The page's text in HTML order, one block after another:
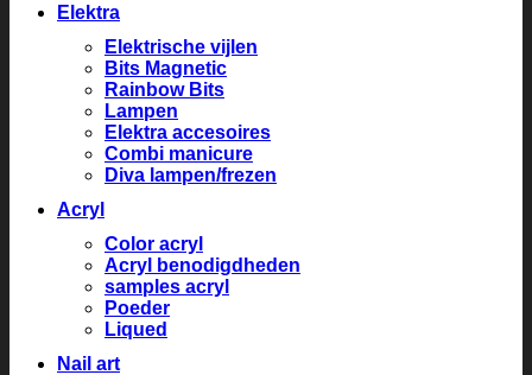
Elektra
Elektrische vijlen
Bits Magnetic
Rainbow Bits
Lampen
Elektra accesoires
Combi manicure
Diva lampen/frezen
Acryl
Color acryl
Acryl benodigdheden
samples acryl
Poeder
Liqued
Nail art